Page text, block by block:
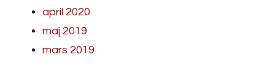
april 2020
maj 2019
mars 2019